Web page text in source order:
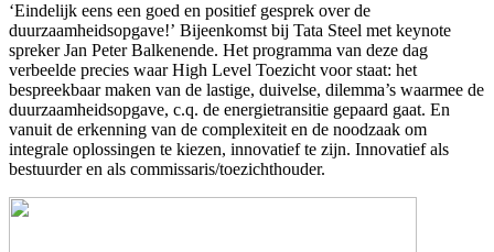
‘Eindelijk eens een goed en positief gesprek over de
duurzaamheidsopgave!’ Bijeenkomst bij Tata Steel met keynote
spreker Jan Peter Balkenende. Het programma van deze dag
verbeelde precies waar High Level Toezicht voor staat: het
bespreekbaar maken van de lastige, duivelse, dilemma’s waarmee de
duurzaamheidsopgave, c.q. de energietransitie gepaard gaat. En
vanuit de erkenning van de complexiteit en de noodzaak om
integrale oplossingen te kiezen, innovatief te zijn. Innovatief als
bestuurder en als commissaris/toezichthouder.